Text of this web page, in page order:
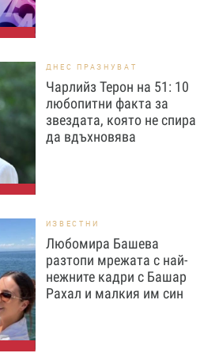
ДНЕС ПРАЗНУВАТ
Чарлийз Терон на 51: 10
любопитни факта за
звездата, която не спира
да вдъхновява
ИЗВЕСТНИ
Любомира Башева
разтопи мрежата с най-
нежните кадри с Башар
Рахал и малкия им син